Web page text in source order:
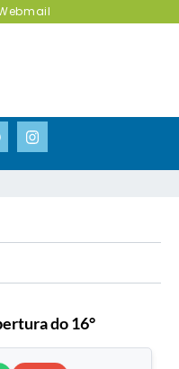
do 16°